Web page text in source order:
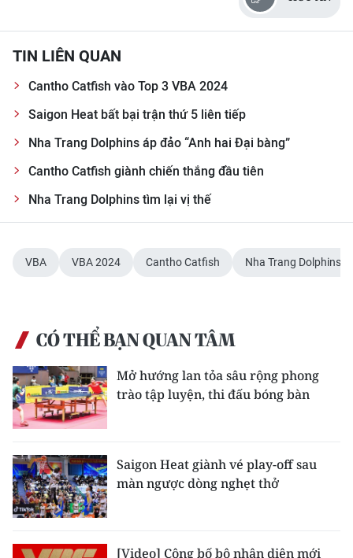
TIN LIÊN QUAN
Cantho Catfish vào Top 3 VBA 2024
Saigon Heat bất bại trận thứ 5 liên tiếp
Nha Trang Dolphins áp đảo “Anh hai Đại bàng”
Cantho Catfish giành chiến thắng đầu tiên
Nha Trang Dolphins tìm lại vị thế
VBA VBA 2024 Cantho Catfish Nha Trang Dolphins
CÓ THỂ BẠN QUAN TÂM
Mở hướng lan tỏa sâu rộng phong
trào tập luyện, thi đấu bóng bàn
Saigon Heat giành vé play-off sau
màn ngược dòng nghẹt thở
[Video] Công bố bộ nhận diện mới